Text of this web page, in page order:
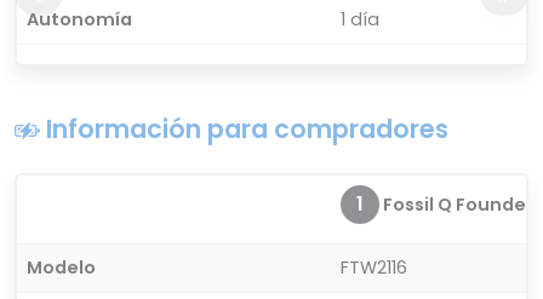
Autonomía
1 día
Información para compradores
1 Fossil Q Founder
Modelo
FTW2116